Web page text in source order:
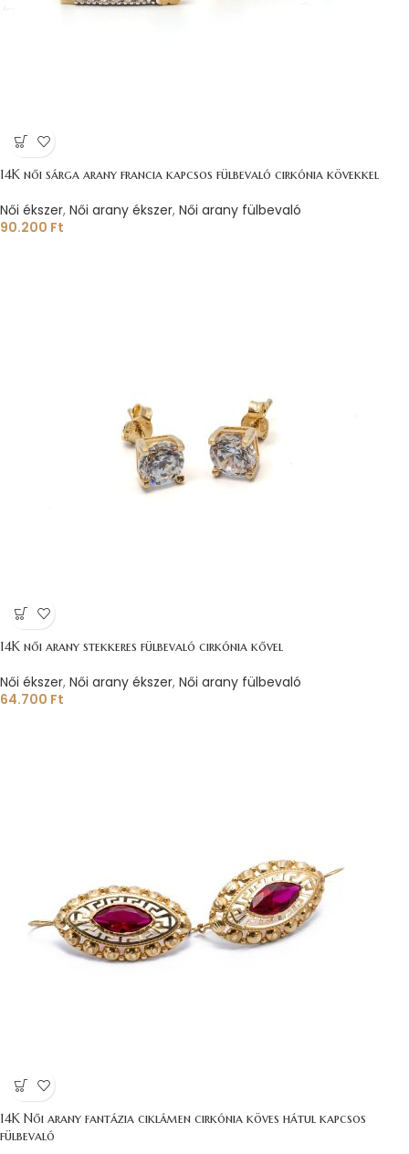
14K női sárga arany francia kapcsos fülbevaló cirkónia kövekkel
Női ékszer, Női arany ékszer, Női arany fülbevaló
90.200 Ft
14K női arany stekkeres fülbevaló cirkónia kővel
Női ékszer, Női arany ékszer, Női arany fülbevaló
64.700 Ft
14K Női arany fantázia ciklámen cirkónia köves hátul kapcsos
fülbevaló